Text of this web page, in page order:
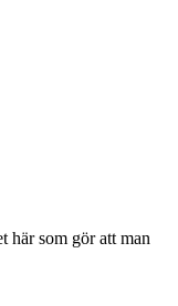
här som gör att man